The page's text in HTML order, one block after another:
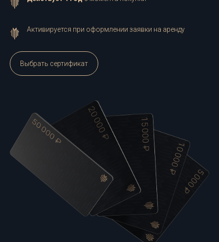
Активируется при оформлении заявки на аренду
Выбрать сертификат